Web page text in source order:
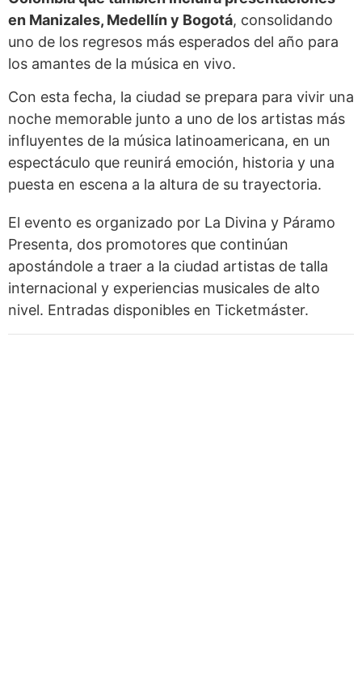
en Manizales, Medellín y Bogotá, consolidando
uno de los regresos más esperados del año para
los amantes de la música en vivo.
Con esta fecha, la ciudad se prepara para vivir una
noche memorable junto a uno de los artistas más
influyentes de la música latinoamericana, en un
espectáculo que reunirá emoción, historia y una
puesta en escena a la altura de su trayectoria.
El evento es organizado por La Divina y Páramo
Presenta, dos promotores que continúan
apostándole a traer a la ciudad artistas de talla
internacional y experiencias musicales de alto
nivel. Entradas disponibles en Ticketmáster.